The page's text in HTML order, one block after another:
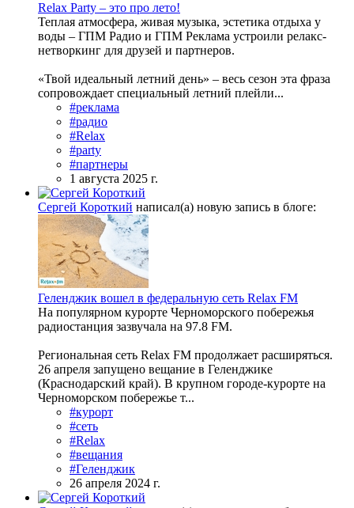
Relax Party – это про лето!
Теплая атмосфера, живая музыка, эстетика отдыха у
воды – ГПМ Радио и ГПМ Реклама устроили релакс-
нетворкинг для друзей и партнеров.
«Твой идеальный летний день» – весь сезон эта фраза
сопровождает специальный летний плейли...
#реклама
#радио
#Relax
#party
#партнеры
1 августа 2025 г.
Сергей Короткий написал(а) новую запись в блоге:
Геленджик вошел в федеральную сеть Relax FM
На популярном курорте Черноморского побережья
радиостанция зазвучала на 97.8 FM.
Региональная сеть Relax FM продолжает расширяться.
26 апреля запущено вещание в Геленджике
(Краснодарский край). В крупном городе-курорте на
Черноморском побережье т...
#курорт
#сеть
#Relax
#вещания
#Геленджик
26 апреля 2024 г.